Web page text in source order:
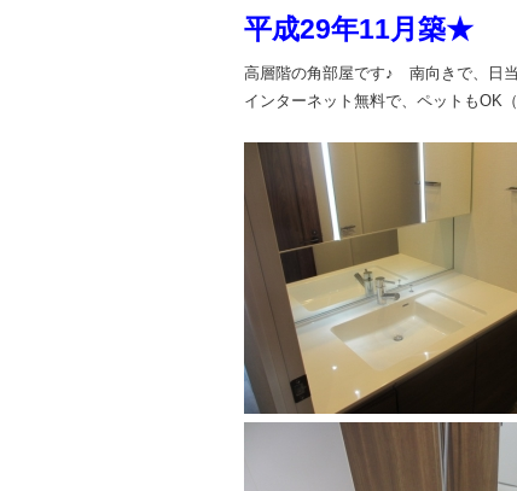
平成29年11月築★
高層階の角部屋です♪ 南向きで、日
インターネット無料で、ペットもOK